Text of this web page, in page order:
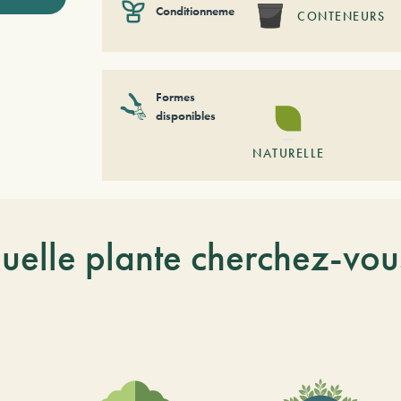
Conditionnement CONTENEURS
Formes
disponibles
NATURELLE
plante cherchez-